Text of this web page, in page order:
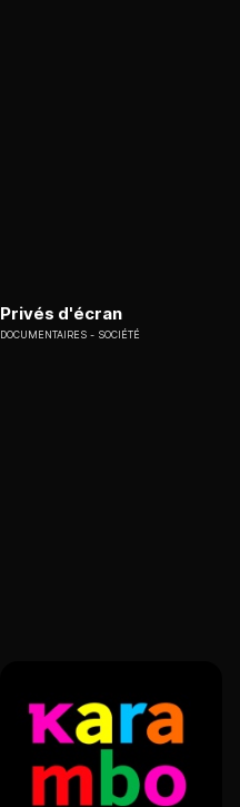
Privés d'écran
DOCUMENTAIRES SOCIÉTÉ